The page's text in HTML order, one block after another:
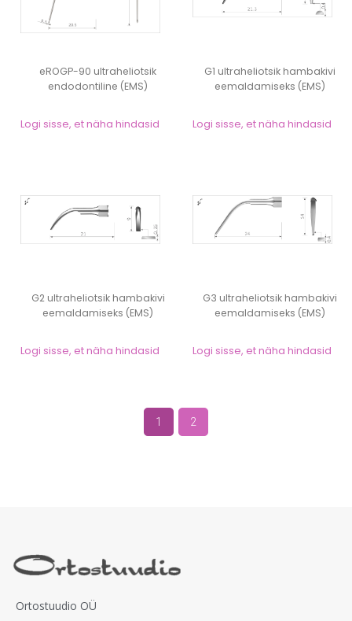
eROGP-90 ultraheliotsik
endodontiline (EMS)
Logi sisse, et näha hindasid
G1 ultraheliotsik hambakivi
eemaldamiseks (EMS)
Logi sisse, et näha hindasid
G2 ultraheliotsik hambakivi
eemaldamiseks (EMS)
Logi sisse, et näha hindasid
G3 ultraheliotsik hambakivi
eemaldamiseks (EMS)
Logi sisse, et näha hindasid
1 2
Ortostuudio OÜ